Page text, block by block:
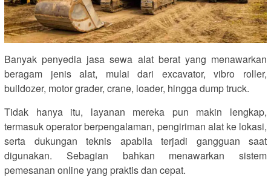
Banyak penyedia jasa sewa alat berat yang menawarkan
beragam jenis alat, mulai dari excavator, vibro roller,
bulldozer, motor grader, crane, loader, hingga dump truck.
Tidak hanya itu, layanan mereka pun makin lengkap,
termasuk operator berpengalaman, pengiriman alat ke lokasi,
serta dukungan teknis apabila terjadi gangguan saat
digunakan. Sebagian bahkan menawarkan sistem
pemesanan online yang praktis dan cepat.